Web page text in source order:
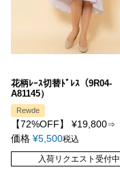
花柄ﾚｰｽ切替ﾄﾞﾚｽ（9R04-
A81145）
Rewde
【72%OFF】 ¥19,800⇒
価格 ¥5,500税込
入荷リクエスト受付中